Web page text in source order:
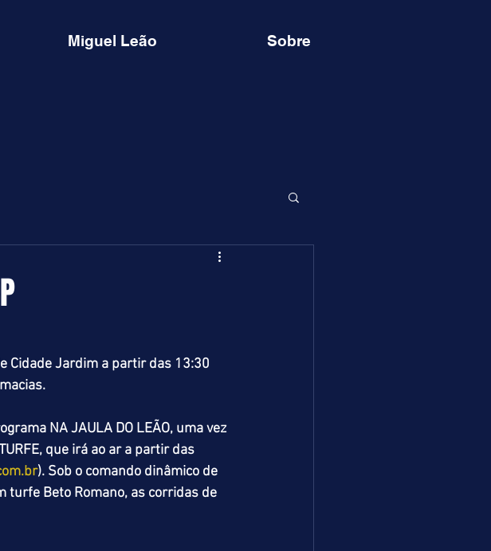
Miguel Leão Sobre
Cidade Jardim a partir das 13:30
NA JAULA DO LEÃO, uma vez
que irá ao ar a partir das
). Sob o comando dinâmico de
turfe Beto Romano, as corridas de